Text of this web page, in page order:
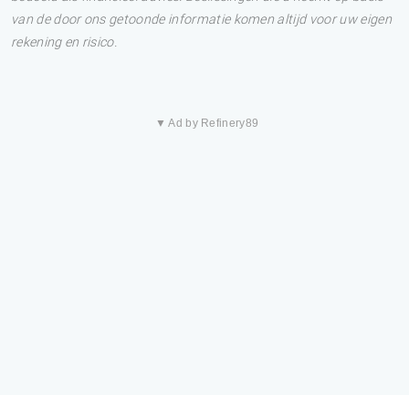
van de door ons getoonde informatie komen altijd voor uw eigen
rekening en risico.
▼ Ad by Refinery89